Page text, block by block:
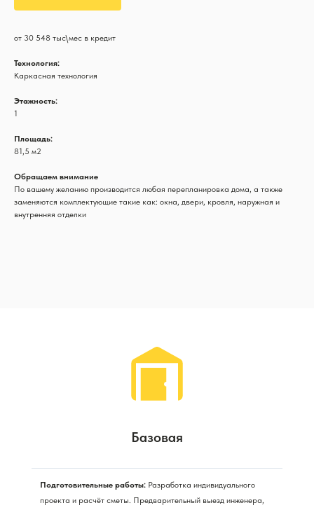
от 30 548 тыс\мес в кредит
Технология:
Каркасная технология
Этажность:
1
Площадь:
81,5 м2
Обращаем внимание
По вашему желанию производится любая перепланировка дома, а также
заменяются комплектующие такие как: окна, двери, кровля, наружная и
внутренняя отделки
Базовая
Подготовительные работы: Разработка индивидуального
проекта и расчёт сметы. Предварительный выезд инженера,